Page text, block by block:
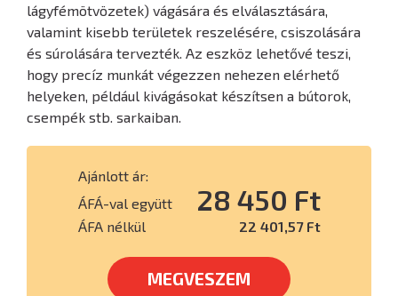
lágyfémötvözetek) vágására és elválasztására,
valamint kisebb területek reszelésére, csiszolására
és súrolására tervezték. Az eszköz lehetővé teszi,
hogy precíz munkát végezzen nehezen elérhető
helyeken, például kivágásokat készítsen a bútorok,
csempék stb. sarkaiban.
Ajánlott ár:
ÁFÁ-val együtt
28 450 Ft
ÁFA nélkül 22 401,57 Ft
MEGVESZEM